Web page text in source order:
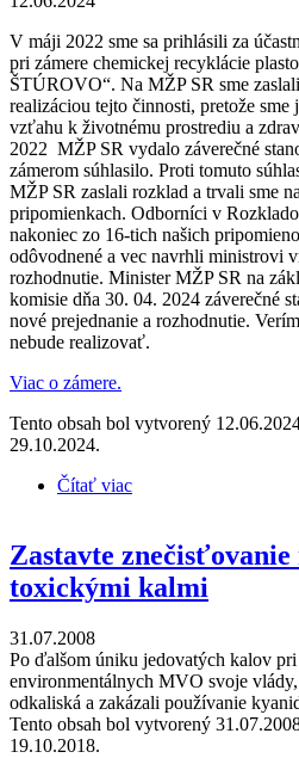
V máji 2022 sme sa prihlásili za
pri zámere chemickej recyklácie
ŠTÚROVO“. Na MŽP SR sme
realizáciou tejto činnosti, pretože
vzťahu k životnému prostrediu a
2022 MŽP SR vydalo záverečné
zámerom súhlasilo. Proti tomuto
MŽP SR zaslali rozklad a trvali sme
pripomienkach. Odborníci v
nakoniec zo 16-tich našich
odôvodnené a vec navrhli ministrovi
rozhodnutie. Minister MŽP SR na
komisie dňa 30. 04. 2024 záverečné
nové prejednanie a rozhodnutie.
nebude realizovať.
Viac o zámere.
Tento obsah bol vytvorený
29.10.2024.
Čítať viac
Zastavte
toxickými kalmi
31.07.2008
Po ďalšom úniku jedovatých kalov
environmentálnych MVO svoje
odkaliská a zakázali používanie
Tento obsah bol vytvorený
19.10.2018.